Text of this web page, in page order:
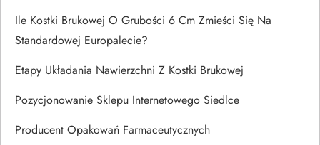
Ile Kostki Brukowej O Grubości 6 Cm Zmieści Się Na
Standardowej Europalecie?
Etapy Układania Nawierzchni Z Kostki Brukowej
Pozycjonowanie Sklepu Internetowego Siedlce
Producent Opakowań Farmaceutycznych